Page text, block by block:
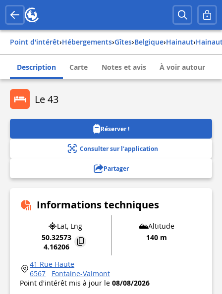
Point d'intérêt› Hébergements› Gîtes› belgique› hainaut›
Description Carte Notes et avis À voir autour
Le 43
Réserver !
Consulter sur l'application
Partager
Informations techniques
Lat, Lng
50.32573
4.16206
Altitude
140 m
41 Rue Haute
6567
Fontaine-Valmont
Point d'intérêt mis à jour le 08/08/2026